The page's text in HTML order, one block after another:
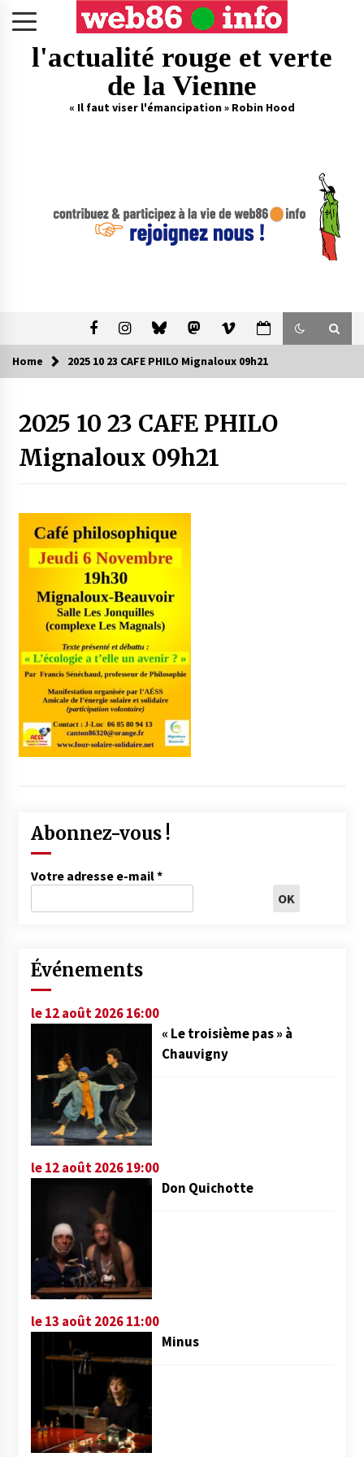
l'actualité rouge et verte
de la Vienne
« Il faut viser l'émancipation » Robin Hood
Home 2025 10 23 CAFE PHILO Mignaloux 09h21
2025 10 23 CAFE PHILO
Mignaloux 09h21
Abonnez-vous !
Votre adresse e-mail*
Événements
le 12 août 2026 16:00
« Le troisième pas » à
Chauvigny
le 12 août 2026 19:00
Don Quichotte
le 13 août 2026 11:00
Minus